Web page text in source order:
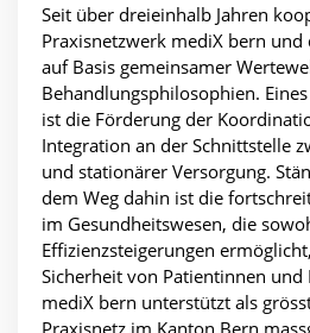
Seit über dreieinhalb Jahren
Praxisnetzwerk mediX bern
auf Basis gemeinsamer
Behandlungsphilosophien.
ist die Förderung der
Integration an der Schnittstelle
und stationärer Versorgung.
dem Weg dahin ist die
im Gesundheitswesen, die
Effizienzsteigerungen
Sicherheit von Patientinnen und
mediX bern unterstützt als
Praxisnetz im Kanton Bern